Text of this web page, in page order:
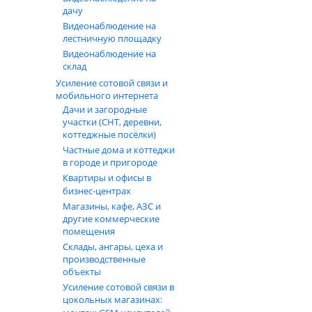
дачу
Видеонаблюдение на
лестничную площадку
Видеонаблюдение на
склад
Усиление сотовой связи и
мобильного интернета
Дачи и загородные
участки (СНТ, деревни,
коттеджные посёлки)
Частные дома и коттеджи
в городе и пригороде
Квартиры и офисы в
бизнес‑центрах
Магазины, кафе, АЗС и
другие коммерческие
помещения
Склады, ангары, цеха и
производственные
объекты
Усиление сотовой связи в
цокольных магазинах: